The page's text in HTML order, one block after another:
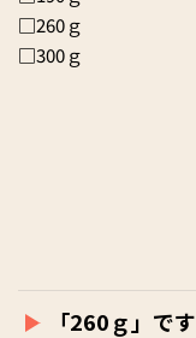
□260ｇ
□300ｇ
「260ｇ」です